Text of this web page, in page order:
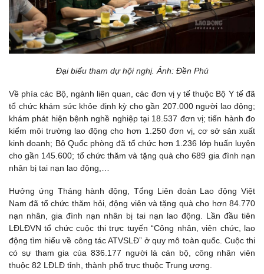
Đại biểu tham dự hội nghị. Ảnh: Đền Phú
Về phía các Bộ, ngành liên quan, các đơn vị y tế thuộc Bộ Y tế đã
tổ chức khám sức khỏe định kỳ cho gần 207.000 người lao động;
khám phát hiện bệnh nghề nghiệp tại 18.537 đơn vị; tiến hành đo
kiểm môi trường lao động cho hơn 1.250 đơn vị, cơ sở sản xuất
kinh doanh; Bộ Quốc phòng đã tổ chức hơn 1.236 lớp huấn luyện
cho gần 145.600; tổ chức thăm và tặng quà cho 689 gia đình nạn
nhân bị tai nạn lao động,…
Hưởng ứng Tháng hành động, Tổng Liên đoàn Lao động Việt
Nam đã tổ chức thăm hỏi, động viên và tặng quà cho hơn 84.770
nạn nhân, gia đình nạn nhân bị tai nạn lao động. Lần đầu tiên
LĐLĐVN tổ chức cuộc thi trực tuyến “Công nhân, viên chức, lao
động tìm hiểu về công tác ATVSLĐ” ở quy mô toàn quốc. Cuộc thi
có sự tham gia của 836.177 người là cán bộ, công nhân viên
thuộc 82 LĐLĐ tỉnh, thành phố trực thuộc Trung ương.